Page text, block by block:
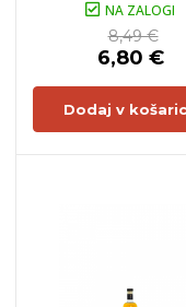
NA ZALOGI
8,49 €
6,80 €
Dodaj v